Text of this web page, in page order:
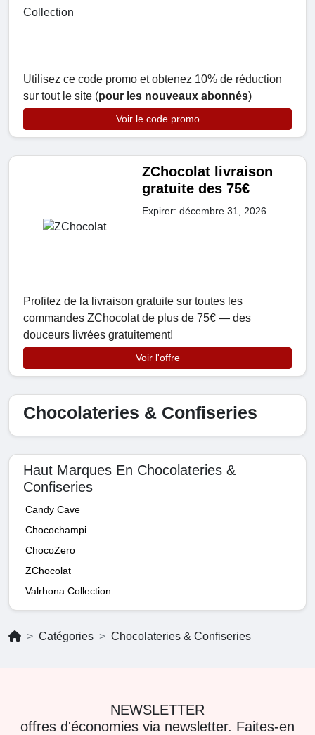
Utilisez ce code promo et obtenez 10% de réduction
sur tout le site (pour les nouveaux abonnés)
Voir le code promo
ZChocolat livraison
gratuite des 75€
Expirer: décembre 31, 2026
Profitez de la livraison gratuite sur toutes les
commandes ZChocolat de plus de 75€ — des
douceurs livrées gratuitement!
Voir l'offre
Chocolateries & Confiseries
Haut Marques En Chocolateries &
Confiseries
Candy Cave
Chocochampi
ChocoZero
ZChocolat
Valrhona Collection
Catégories Chocolateries & Confiseries
NEWSLETTER
offres d'économies via newsletter. Faites-en